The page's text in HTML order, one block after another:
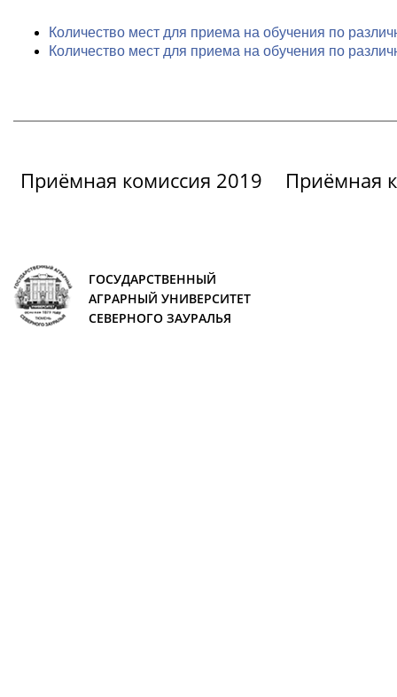
Количество мест для приема на обучения по
Количество мест для приема на обучения по
Приёмная комиссия 2019 Приёмная
ГОСУДАРСТВЕННЫЙ
АГРАРНЫЙ УНИВЕРСИТЕТ
СЕВЕРНОГО ЗАУРАЛЬЯ